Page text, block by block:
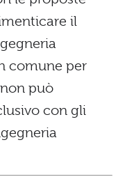
il
comune per
può
con gli